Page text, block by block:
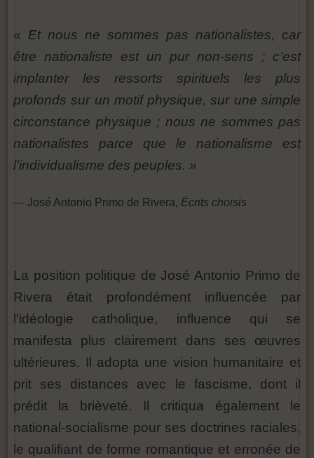
« Et nous ne sommes pas nationalistes, car
être nationaliste est un pur non-sens ; c’est
implanter les ressorts spirituels les plus
profonds sur un motif physique, sur une simple
circonstance physique ; nous ne sommes pas
nationalistes parce que le nationalisme est
l’individualisme des peuples. »
— José Antonio Primo de Rivera, Écrits choisis
La position politique de José Antonio Primo de
Rivera était profondément influencée par
l'idéologie catholique, influence qui se
manifesta plus clairement dans ses œuvres
ultérieures. Il adopta une vision humanitaire et
prit ses distances avec le fascisme, dont il
prédit la brièveté. Il critiqua également le
national-socialisme pour ses doctrines raciales,
le qualifiant de forme romantique et erronée de